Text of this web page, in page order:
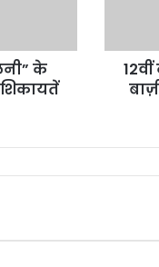
के
शिकायतें